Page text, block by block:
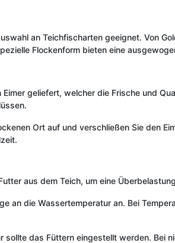
an Teichfischarten geeignet. Von
Flockenform bieten eine
geliefert, welcher die Frische und
Ort auf und verschließen Sie den
aus dem Teich, um eine
an die Wassertemperatur an. Bei
sollte das Füttern eingestellt werden.